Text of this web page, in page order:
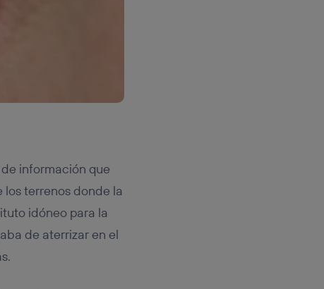
información que
terrenos donde la
idóneo para la
de aterrizar en el